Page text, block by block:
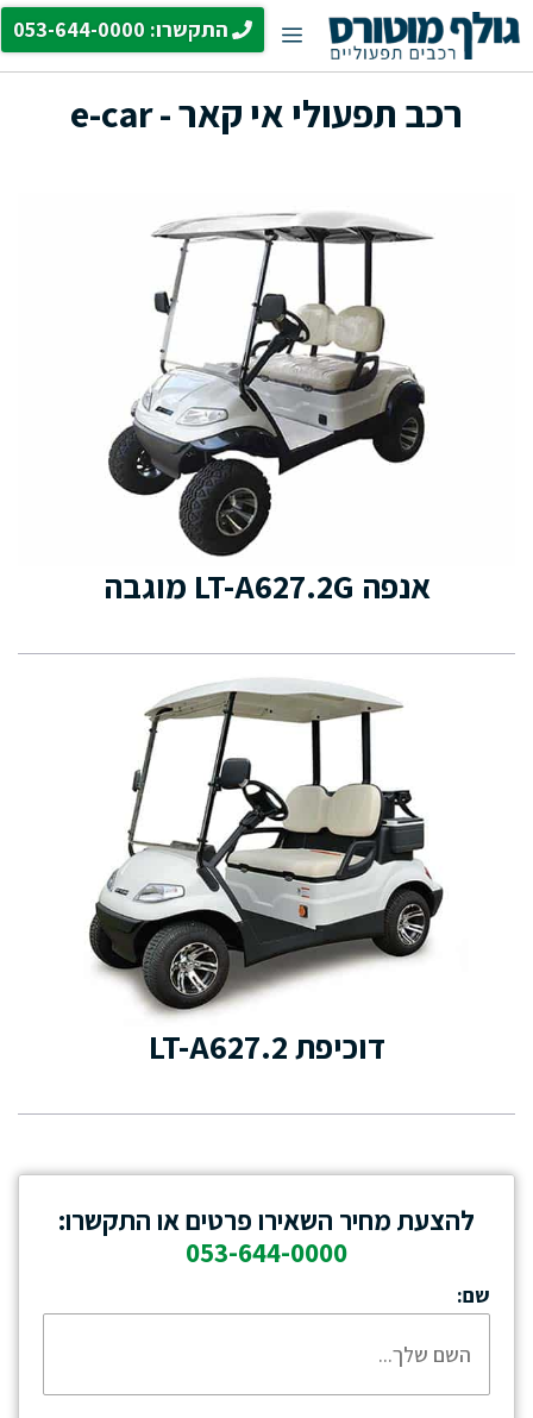
לדלג
תפריט התקשרו: 053-644-0000
רכב תפעולי אי קאר - e-car
אנפה LT-A627.2G מוגבה
דוכיפת LT-A627.2
להצעת מחיר השאירו פרטים או התקשרו:
053-644-0000
שם: